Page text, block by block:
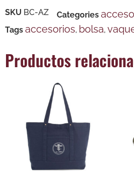
SKU BC-AZ Categories
Tags accesorios, bolsa,
Productos